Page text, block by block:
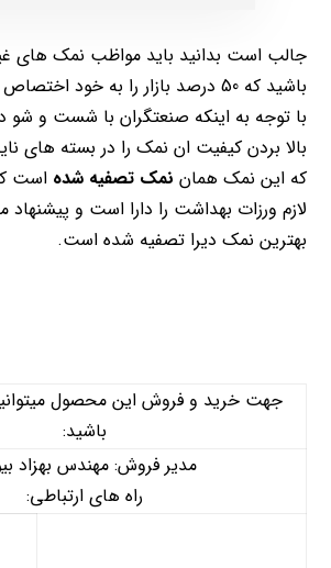
جالب است بدانید باید مواظب نمک های
باشید که 50 درصد بازار را به خود اختصاص داده است.
با توجه به اینکه صنعتگران با شست و شو
بالا بردن کیفیت ان نمک را در بسته های
که این نمک همان نمک تصفیه شده است
لازم ورزات بهداشت را دارا است و پیشنهاد
بهترین نمک دیرا تصفیه شده است.
جهت خرید و فروش این محصول میتوانید
باشید:
مدیر فروش: مهندس بهزاد
راه های ارتباطی: